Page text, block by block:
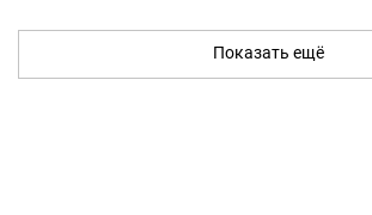
Показать ещё